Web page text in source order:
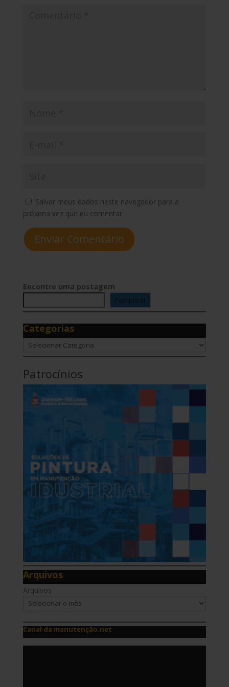
Salvar meus dados neste navegador para a
próxima vez que eu comentar.
Enviar Comentário
Encontre uma postagem
Pesquisar
Categorias
Categorias
Patrocínios
Arquivos
Arquivos
Canal da manutenção.net